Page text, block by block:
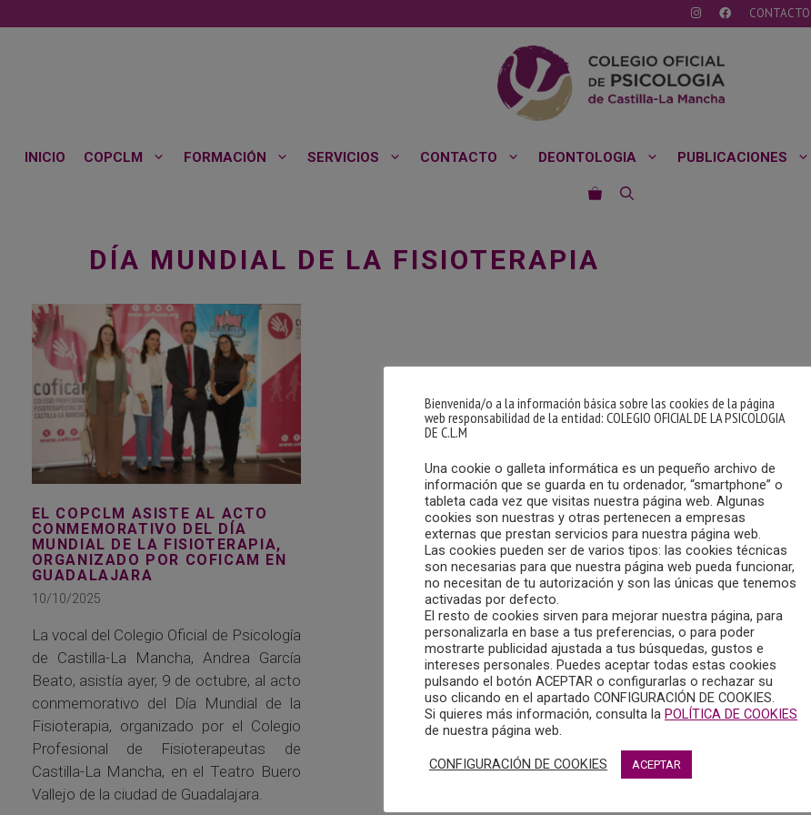
al
CONTACTO
INICIO COPCLM FORMACIÓN SERVICIOS CONTACTO DEONTOLOGIA PUBLICACIONES
DÍA MUNDIAL DE LA FISIOTERAPIA
EL COPCLM ASISTE AL ACTO
CONMEMORATIVO DEL DÍA
MUNDIAL DE LA FISIOTERAPIA,
ORGANIZADO POR COFICAM EN
GUADALAJARA
10/10/2025
La vocal del Colegio Oficial de Psicología
de Castilla-La Mancha, Andrea García
Beato, asistía ayer, 9 de octubre, al acto
conmemorativo del Día Mundial de la
Fisioterapia, organizado por el Colegio
Profesional de Fisioterapeutas de
Castilla-La Mancha, en el Teatro Buero
Vallejo de la ciudad de Guadalajara.
Bienvenida/o a la información básica sobre las cookies de la página
web responsabilidad de la entidad: COLEGIO OFICIAL DE LA PSICOLOGIA
DE C.L.M
Una cookie o galleta informática es un pequeño archivo de
información que se guarda en tu ordenador, “smartphone” o
tableta cada vez que visitas nuestra página web. Algunas
cookies son nuestras y otras pertenecen a empresas
externas que prestan servicios para nuestra página web.
Las cookies pueden ser de varios tipos: las cookies técnicas
son necesarias para que nuestra página web pueda funcionar,
no necesitan de tu autorización y son las únicas que tenemos
activadas por defecto.
El resto de cookies sirven para mejorar nuestra página, para
personalizarla en base a tus preferencias, o para poder
mostrarte publicidad ajustada a tus búsquedas, gustos e
intereses personales. Puedes aceptar todas estas cookies
pulsando el botón ACEPTAR o configurarlas o rechazar su
uso clicando en el apartado CONFIGURACIÓN DE COOKIES.
Si quieres más información, consulta la POLÍTICA DE COOKIES
de nuestra página web.
CONFIGURACIÓN DE COOKIES ACEPTAR